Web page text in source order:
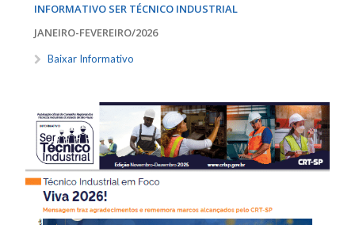
INFORMATIVO SER TÉCNICO INDUSTRIAL
JANEIRO-FEVEREIRO/2026
Baixar Informativo